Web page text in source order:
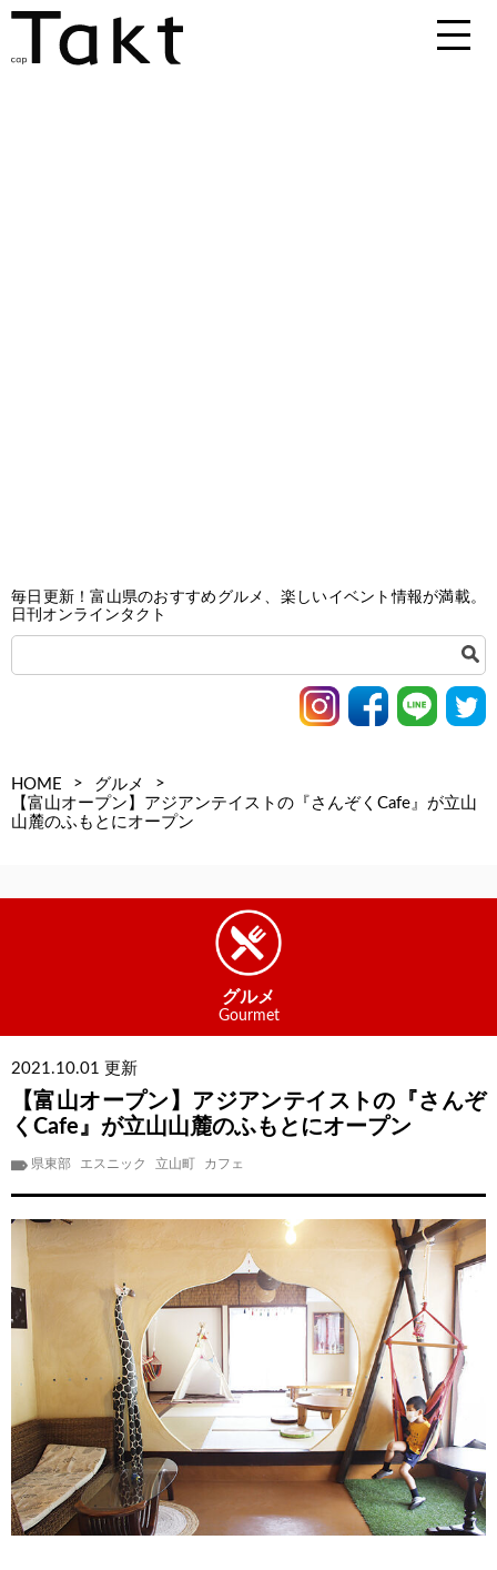
毎日更新！富山県のおすすめグルメ、楽しいイベント情報が満載。
日刊オンラインタクト
HOME > グルメ
>
【富山オープン】アジアンテイストの『さんぞくCafe』が立山
山麓のふもとにオープン
グルメ
Gourmet
2021.10.01 更新
【富山オープン】アジアンテイストの『さんぞ
くCafe』が立山山麓のふもとにオープン
県東部 エスニック 立山町 カフェ